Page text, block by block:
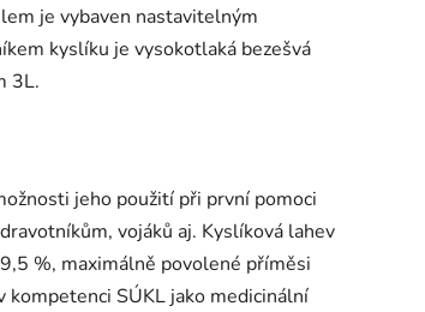
je vybaven nastavitelným
kyslíku je vysokotlaká bezešvá
3L.
jeho použití při první pomoci
vojáků aj. Kyslíková lahev
%, maximálně povolené příměsi
SÚKL jako medicinální